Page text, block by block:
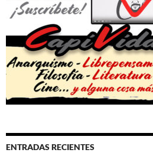
ENTRADAS RECIENTES